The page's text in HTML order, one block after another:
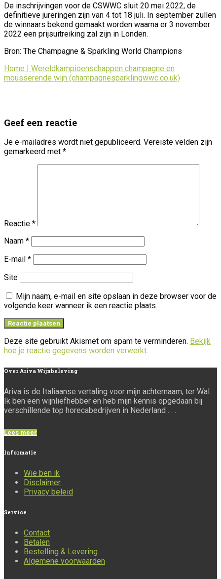
De inschrijvingen voor de CSWWC sluit 20 mei 2022, de
definitieve jureringen zijn van 4 tot 18 juli. In september zullen
de winnaars bekend gemaakt worden waarna er 3 november
2022 een prijsuitreiking zal zijn in Londen.
Bron: The Champagne & Sparkling World Champions
Home | Wereldkampioenschappen champagne en
mousserende wijn (champagnesparklingwwc.co.uk)
Geef een reactie
Je e-mailadres wordt niet gepubliceerd. Vereiste velden zijn
gemarkeerd met *
Reactie *
Naam *
E-mail *
Site
Mijn naam, e-mail en site opslaan in deze browser voor de
volgende keer wanneer ik een reactie plaats.
Deze site gebruikt Akismet om spam te verminderen. Bekijk
hoe je reactie gegevens worden verwerkt.
Over Ariva Wijnbeleving
Ariva is de Italiaanse vertaling voor mijn achternaam, ter Wal.
Ik ben een wijnliefhebber en heb mijn kennis opgedaan bij
verschillende top horecabedrijven in Nederland . . .
Lees meer
Informatie
Wie ben ik
Disclaimer
Privacy beleid
Service
Contact
Betalen
Bestelling & Levering
Algemene voorwaarden